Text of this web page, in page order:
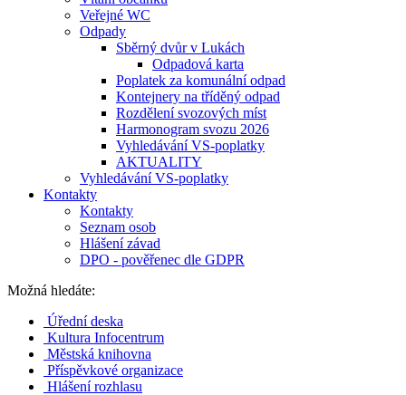
Veřejné WC
Odpady
Sběrný dvůr v Lukách
Odpadová karta
Poplatek za komunální odpad
Kontejnery na tříděný odpad
Rozdělení svozových míst
Harmonogram svozu 2026
Vyhledávání VS-poplatky
AKTUALITY
Vyhledávání VS-poplatky
Kontakty
Kontakty
Seznam osob
Hlášení závad
DPO - pověřenec dle GDPR
Možná hledáte:
Úřední deska
Kultura Infocentrum
Městská knihovna
Příspěvkové organizace
Hlášení rozhlasu